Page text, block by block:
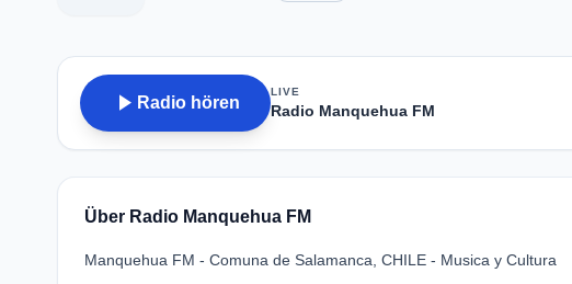
play_arrow Radio hören
LIVE
Radio Manquehua FM
Über Radio Manquehua FM
Manquehua FM - Comuna de Salamanca, CHILE - Musica y Cultura